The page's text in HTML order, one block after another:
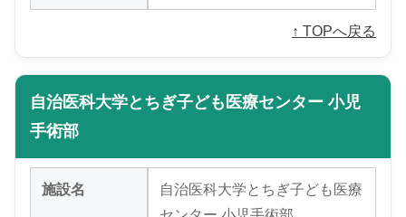
↑ TOPへ戻る
自治医科大学とちぎ子ども医療センター 小児
手術部
施設名
自治医科大学とちぎ子ども医療